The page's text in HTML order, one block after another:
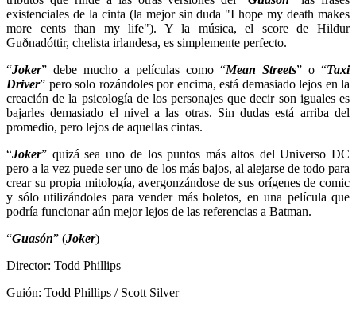
existenciales de la cinta (la mejor sin duda "I hope my death makes
more cents than my life"). Y la música, el score de Hildur
Guðnadóttir, chelista irlandesa, es simplemente perfecto.
“Joker” debe mucho a películas como “Mean Streets” o “Taxi
Driver” pero solo rozándoles por encima, está demasiado lejos en la
creación de la psicología de los personajes que decir son iguales es
bajarles demasiado el nivel a las otras. Sin dudas está arriba del
promedio, pero lejos de aquellas cintas.
“Joker” quizá sea uno de los puntos más altos del Universo DC
pero a la vez puede ser uno de los más bajos, al alejarse de todo para
crear su propia mitología, avergonzándose de sus orígenes de comic
y sólo utilizándoles para vender más boletos, en una película que
podría funcionar aún mejor lejos de las referencias a Batman.
“Guasón” (Joker)
Director: Todd Phillips
Guión: Todd Phillips / Scott Silver